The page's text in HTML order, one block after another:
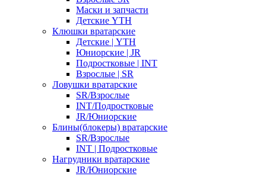
Маски и запчасти
Детские YTH
Клюшки вратарские
Детские | YTH
Юниорские | JR
Подростковые | INT
Взрослые | SR
Ловушки вратарские
SR/Взрослые
INT/Подростковые
JR/Юниорские
Блины(блокеры) вратарские
SR/Взрослые
INT | Подростковые
Нагрудники вратарские
JR/Юниорские